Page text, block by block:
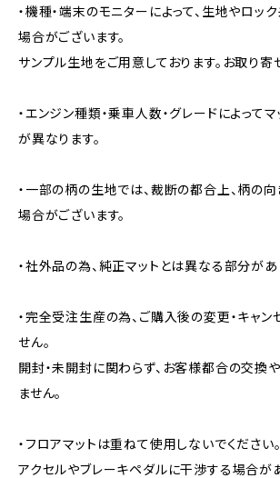
・機種・端末のモニターによって、生地やロッ
場合がございます。
サンプル生地をご用意しております。お取り寄
・エンジン種類・乗車人数・グレードによって
が異なります。
・一部の柄の生地では、裁断の都合上、柄の
場合がございます。
・社外品の為、純正マットとは異なる部分があ
・完全受注生産の為、ご購入後の変更・キャ
せん。
開封・未開封に関わらず、お客様都合の交換
ません。
・フロアマットは重ねて使用しないでください。
アクセルやブレーキペダルに干渉する場合が